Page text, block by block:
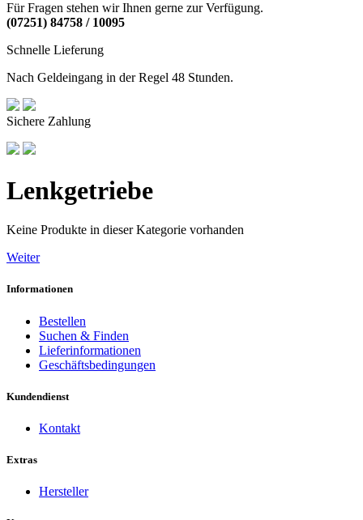
Für Fragen stehen wir Ihnen gerne zur Verfügung.
(07251) 84758 / 10095
Schnelle Lieferung
Nach Geldeingang in der Regel 48 Stunden.
Sichere Zahlung
Lenkgetriebe
Keine Produkte in dieser Kategorie vorhanden
Weiter
Informationen
Bestellen
Suchen & Finden
Lieferinformationen
Geschäftsbedingungen
Kundendienst
Kontakt
Extras
Hersteller